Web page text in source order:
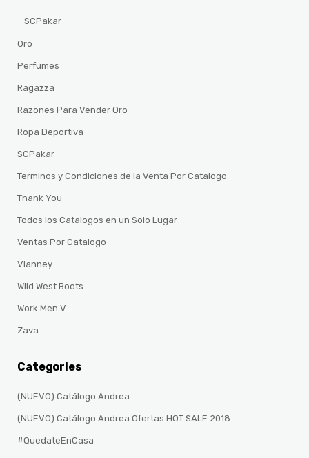
SCPakar
Oro
Perfumes
Ragazza
Razones Para Vender Oro
Ropa Deportiva
SCPakar
Terminos y Condiciones de la Venta Por Catalogo
Thank You
Todos los Catalogos en un Solo Lugar
Ventas Por Catalogo
Vianney
Wild West Boots
Work Men V
Zava
Categories
(NUEVO) Catálogo Andrea
(NUEVO) Catálogo Andrea Ofertas HOT SALE 2018
#QuedateEnCasa